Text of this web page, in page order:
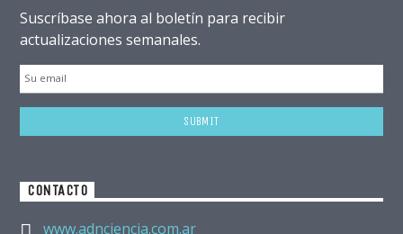
Suscríbase ahora al boletín para recibir
actualizaciones semanales.
CONTACTO
www.adnciencia.com.ar